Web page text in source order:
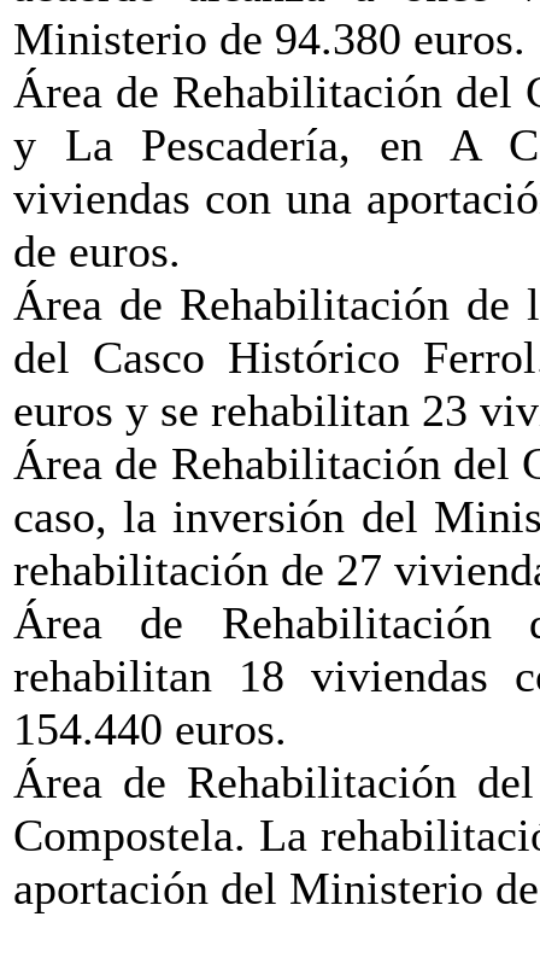
Ministerio de 94.380 euros.
Área de Rehabilitación del
y La Pescadería, en A
viviendas con una
de euros.
Área de Rehabilitación de
del Casco Histórico
euros y se rehabilitan 23
Área de Rehabilitación del
caso, la inversión del
rehabilitación de 27
Área de Rehabilitación
rehabilitan 18 viviendas
154.440 euros.
Área de Rehabilitación
Compostela. La
aportación del Ministerio